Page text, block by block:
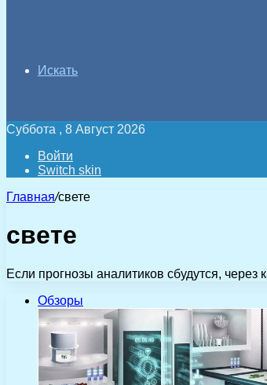
Искать
Суббота , 8 Август 2026
Войти
Switch skin
Главная/свете
свете
Если прогнозы аналитиков сбудутся,
Обзоры